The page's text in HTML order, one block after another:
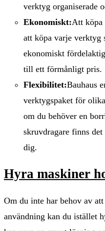
verktyg organiserade
Ekonomiskt:Att köpa
att köpa varje verktyg
ekonomiskt
till ett förmånligt pris.
Flexibilitet:Bauhaus
verktygspaket för
om du behöver en
skruvdragare finns
dig.
Hyra maskiner
Om du inte har behov av
användning kan du istället